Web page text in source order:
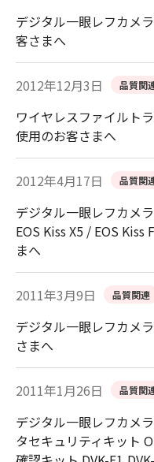
デジタル一眼レフカメ
客さまへ
2012年12月3日 品質関
ワイヤレスファイルト
使用のお客さまへ
2012年4月17日 品質関
デジタル一眼レフカメ
EOS Kiss X5 / EOS Kiss
まへ
2011年3月9日 品質関連
デジタル一眼レフカメ
さまへ
2011年1月26日 品質関
デジタル一眼レフカメ
タセキュリティキット